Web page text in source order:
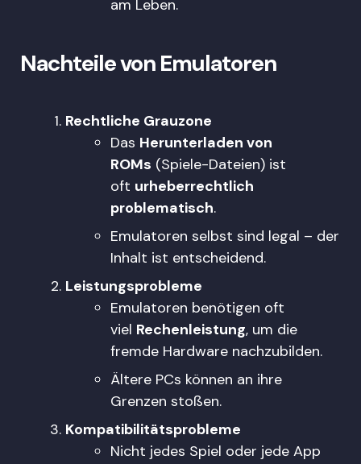
am Leben.
Nachteile von Emulatoren
Rechtliche Grauzone
Das Herunterladen von
ROMs (Spiele-Dateien) ist
oft urheberrechtlich
problematisch.
Emulatoren selbst sind legal – der
Inhalt ist entscheidend.
Leistungsprobleme
Emulatoren benötigen oft
viel Rechenleistung, um die
fremde Hardware nachzubilden.
Ältere PCs können an ihre
Grenzen stoßen.
Kompatibilitätsprobleme
Nicht jedes Spiel oder jede App